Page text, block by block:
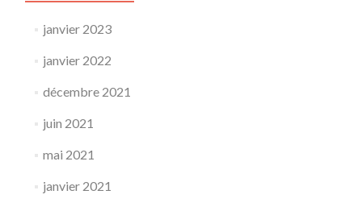
janvier 2023
janvier 2022
décembre 2021
juin 2021
mai 2021
janvier 2021